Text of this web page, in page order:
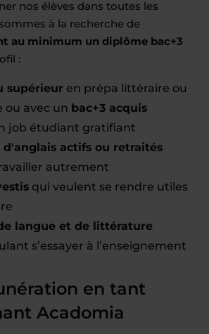
nos élèves dans toutes les
à la recherche de
au minimum un diplôme bac+3
:
supérieur en prépa littéraire ou
ou avec un bac+3 acquis
job étudiant gratifiant
d'anglais actifs ou retraités
autrement
qui veulent se rendre utiles
langue et de littérature
s’essayer à l’enseignement
en tant
Acadomia